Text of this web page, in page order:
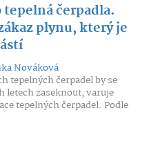
tepelná čerpadla.
plynu, který je
Nováková
tepelných čerpadel by se
letech zaseknout, varuje
tepelných čerpadel. Podle